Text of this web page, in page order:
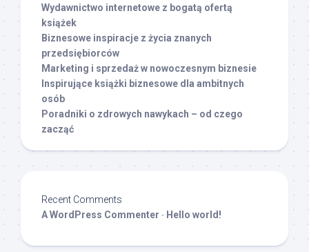
Wydawnictwo internetowe z bogatą ofertą
książek
Biznesowe inspiracje z życia znanych
przedsiębiorców
Marketing i sprzedaż w nowoczesnym biznesie
Inspirujące książki biznesowe dla ambitnych
osób
Poradniki o zdrowych nawykach – od czego
zacząć
Recent Comments
A WordPress Commenter - Hello world!